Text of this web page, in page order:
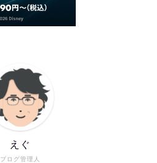
ブログ管理人
えぐ